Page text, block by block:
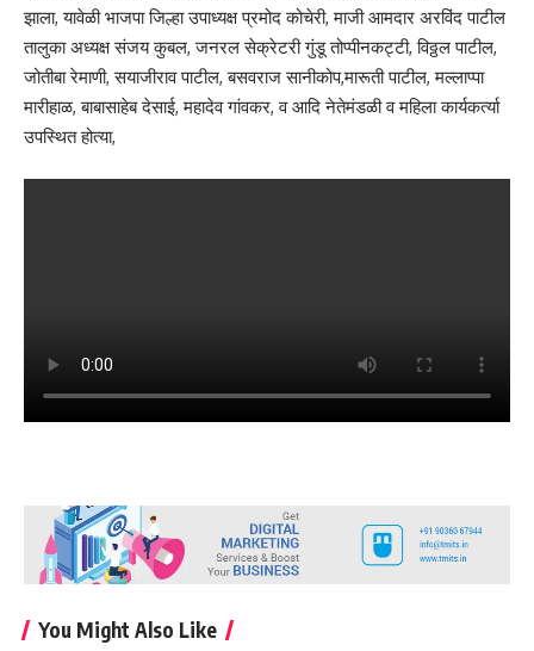
झाला, यावेळी भाजपा जिल्हा उपाध्यक्ष प्रमोद कोचेरी, माजी आमदार अरविंद पाटील
तालुका अध्यक्ष संजय कुबल, जनरल सेक्रेटरी गुंडू तोप्पीनकट्टी, विठ्ठल पाटील,
जोतीबा रेमाणी, सयाजीराव पाटील, बसवराज सानीकोप,मारूती पाटील, मल्लाप्पा
मारीहाळ, बाबासाहेब देसाई, महादेव गांवकर, व आदि नेतेमंडळी व महिला कार्यकर्त्या
उपस्थित होत्या,
You Might Also Like